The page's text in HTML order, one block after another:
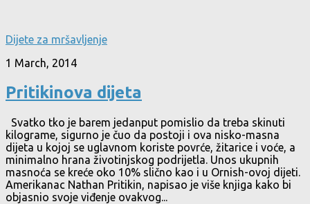
Dijete za mršavljenje
1 March, 2014
Pritikinova dijeta
Svatko tko je barem jedanput pomislio da treba skinuti
kilograme, sigurno je čuo da postoji i ova nisko-masna
dijeta u kojoj se uglavnom koriste povrće, žitarice i voće, a
minimalno hrana životinjskog podrijetla. Unos ukupnih
masnoća se kreće oko 10% slično kao i u Ornish-ovoj dijeti.
Amerikanac Nathan Pritikin, napisao je više knjiga kako bi
objasnio svoje viđenje ovakvog...